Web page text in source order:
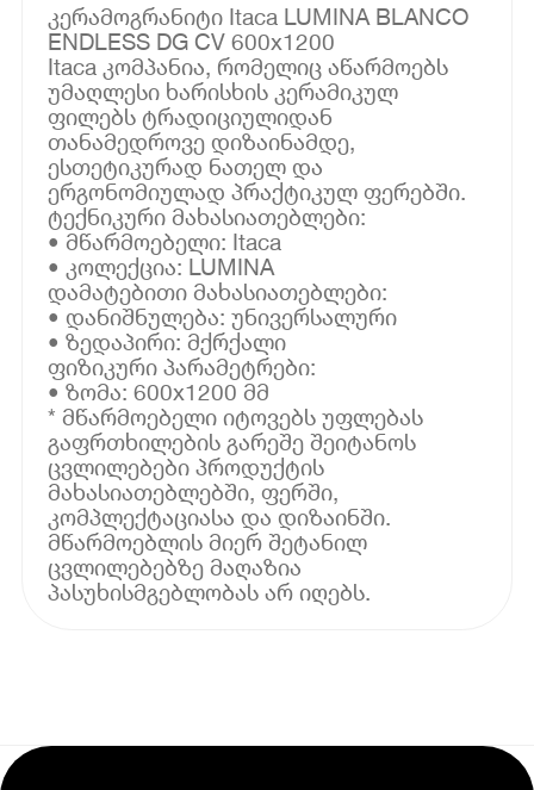
კერამოგრანიტი Itaca LUMINA BLANCO
ENDLESS DG CV 600x1200
Itaca კომპანია, რომელიც აწარმოებს
უმაღლესი ხარისხის კერამიკულ
ფილებს ტრადიციულიდან
თანამედროვე დიზაინამდე,
ესთეტიკურად ნათელ და
ერგონომიულად პრაქტიკულ ფერებში.
ტექნიკური მახასიათებლები:
• მწარმოებელი: Itaca
• კოლექცია: LUMINA
დამატებითი მახასიათებლები:
• დანიშნულება: უნივერსალური
• ზედაპირი: მქრქალი
ფიზიკური პარამეტრები:
• ზომა: 600x1200 მმ
* მწარმოებელი იტოვებს უფლებას
გაფრთხილების გარეშე შეიტანოს
ცვლილებები პროდუქტის
მახასიათებლებში, ფერში,
კომპლექტაციასა და დიზაინში.
მწარმოებლის მიერ შეტანილ
ცვლილებებზე მაღაზია
პასუხისმგებლობას არ იღებს.